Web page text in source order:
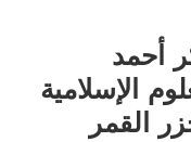
أحمد
الإسلامية
القمر